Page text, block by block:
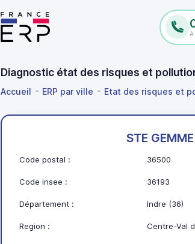
Diagnostic état des risques et
Accueil ERP par ville Etat des risques et
STE GEMME
Code postal : 36500
Code insee : 36193
Département : Indre (36)
Region : Centre-Val